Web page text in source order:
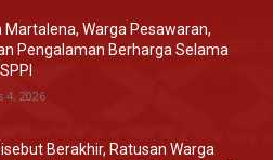
Martalena, Warga Pesawaran,
Pengalaman Berharga Selama
4, 2026
Berakhir, Ratusan Warga